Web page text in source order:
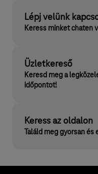
Lépj velünk
Keress minket chaten
Üzletkereső
Keresd meg a
időpontot!
Keress az oldalon
Találd meg gyorsan